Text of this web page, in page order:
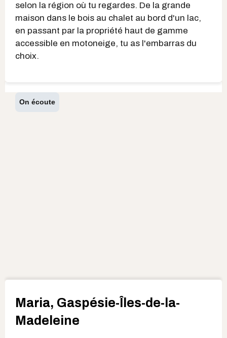
selon la région où tu regardes. De la grande
maison dans le bois au chalet au bord d'un lac,
en passant par la propriété haut de gamme
accessible en motoneige, tu as l'embarras du
choix.
On écoute
Maria, Gaspésie-Îles-de-la-
Madeleine